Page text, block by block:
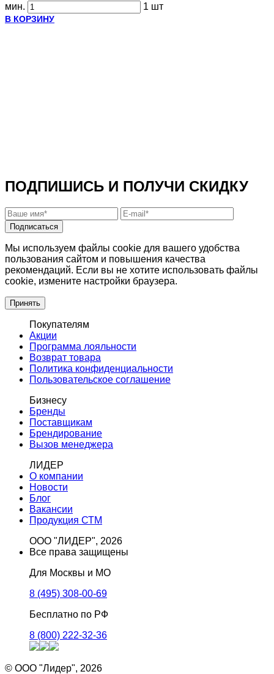
мин.
1 шт
В КОРЗИНУ
ПОДПИШИСЬ И ПОЛУЧИ СКИДКУ
Подписаться
Мы используем файлы cookie для вашего удобства
пользования сайтом и повышения качества
рекомендаций. Если вы не хотите использовать файлы
cookie, измените настройки браузера.
Принять
Покупателям
Акции
Программа лояльности
Возврат товара
Политика конфиденциальности
Пользовательское соглашение
Бизнесу
Бренды
Поставщикам
Брендирование
Вызов менеджера
ЛИДЕР
О компании
Новости
Блог
Вакансии
Продукция СТМ
ООО "ЛИДЕР", 2026
Все права защищены
Для Москвы и МО
8 (495) 308-00-69
Бесплатно по РФ
8 (800) 222-32-36
© ООО "Лидер", 2026